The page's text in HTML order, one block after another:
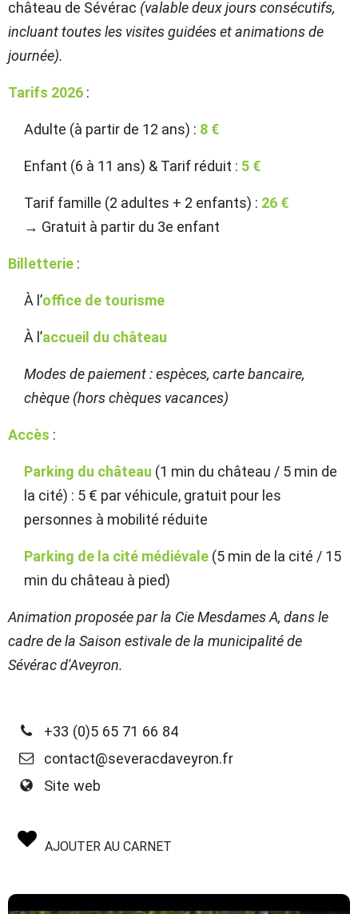
château de Sévérac (valable deux jours consécutifs,
incluant toutes les visites guidées et animations de
journée).
Tarifs 2026 :
Adulte (à partir de 12 ans) : 8 €
Enfant (6 à 11 ans) & Tarif réduit : 5 €
Tarif famille (2 adultes + 2 enfants) : 26 €
→ Gratuit à partir du 3e enfant
Billetterie :
À l’office de tourisme
À l’accueil du château
Modes de paiement : espèces, carte bancaire,
chèque (hors chèques vacances)
Accès :
Parking du château (1 min du château / 5 min de
la cité) : 5 € par véhicule, gratuit pour les
personnes à mobilité réduite
Parking de la cité médiévale (5 min de la cité / 15
min du château à pied)
Animation proposée par la Cie Mesdames A, dans le
cadre de la Saison estivale de la municipalité de
Sévérac d'Aveyron.
+33 (0)5 65 71 66 84
contact@severacdaveyron.fr
Site web
AJOUTER AU CARNET